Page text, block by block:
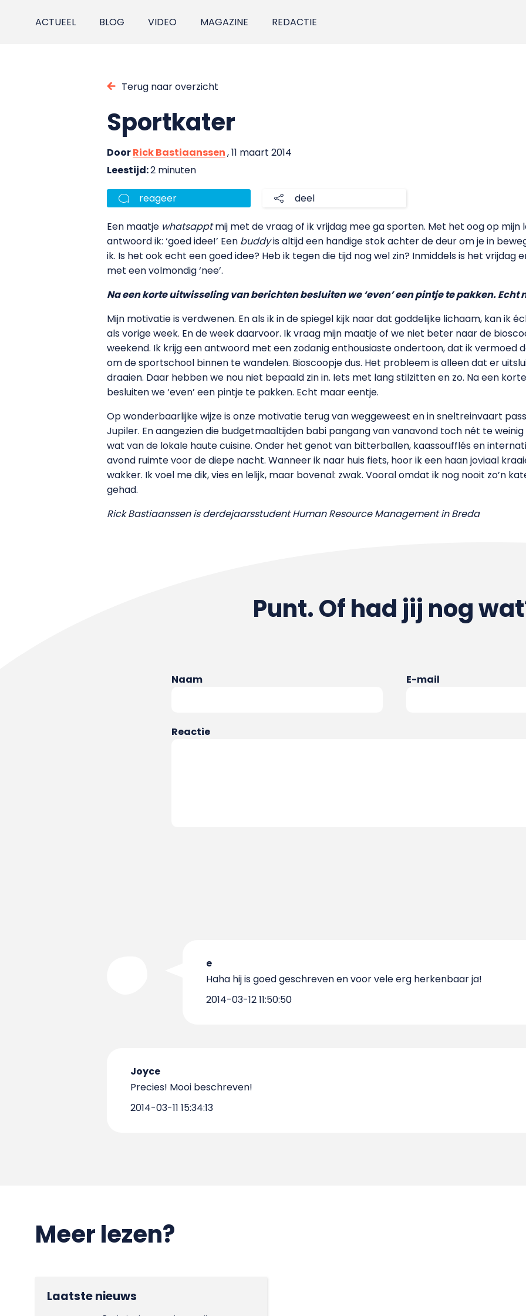
ACTUEEL BLOG VIDEO MAGAZINE REDACTIE
Terug naar overzicht
Sportkater
DoorRick Bastiaanssen, 11 maart 2014
Leestijd:2 minuten
reageer deel
Een maatje whatsapptmij met de vraag of ik vrijdag mee ga sporten. Met het oog op
antwoord ik: ‘goed idee!’ Een buddyis altijd een handige stok achter de deur om je in
ik. Is het ook echt een goed idee? Heb ik tegen die tijd nog wel zin? Inmiddels is het vrijdag
met een volmondig ‘nee’.
Na een korte uitwisseling van berichten besluiten we ‘even’ een pintje te pakken. Echt
Mijn motivatie is verdwenen. En als ik in de spiegel kijk naar dat goddelijke lichaam, kan ik
als vorige week. En de week daarvoor. Ik vraag mijn maatje of we niet beter naar de
weekend. Ik krijg een antwoord met een zodanig enthousiaste ondertoon, dat ik vermoed
om de sportschool binnen te wandelen. Bioscoopje dus. Het probleem is alleen dat er
draaien. Daar hebben we nou niet bepaald zin in. Iets met lang stilzitten en zo. Na een
besluiten we ‘even’ een pintje te pakken. Echt maar eentje.
Op wonderbaarlijke wijze is onze motivatie terug van weggeweest en in sneltreinvaart
Jupiler. En aangezien die budgetmaaltijden babi pangang van vanavond toch nét te
wat van de lokale haute cuisine. Onder het genot van bitterballen, kaassoufflés en
avond ruimte voor de diepe nacht. Wanneer ik naar huis fiets, hoor ik een haan joviaal
wakker. Ik voel me dik, vies en lelijk, maar bovenal: zwak. Vooral omdat ik nog nooit zo’n
gehad.
Rick Bastiaanssen is derdejaarsstudent Human Resource Management in Breda
Punt. Of had jij nog
Naam E-mail
Reactie
e
Haha hij is goed geschreven en voor vele erg herkenbaar ja!
2014-03-12 11:50:50
Joyce
Precies! Mooi beschreven!
2014-03-11 15:34:13
Meer lezen?
Laatste nieuws